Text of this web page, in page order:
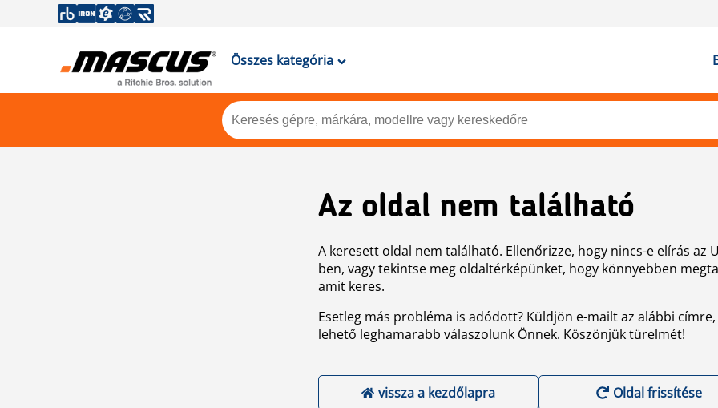
Összes kategória
Az oldal nem található
A keresett oldal nem található. Ellenőrizze, hogy nincs-e elírás az
ben, vagy tekintse meg oldaltérképünket, hogy könnyebben
amit keres.
Esetleg más probléma is adódott? Küldjön e-mailt az alábbi címre,
lehető leghamarabb válaszolunk Önnek. Köszönjük türelmét!
vissza a kezdőlapra Oldal frissítése